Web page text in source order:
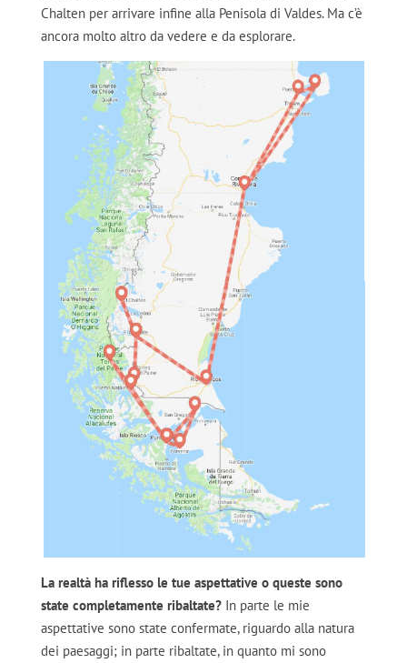
Chalten per arrivare infine alla Penisola di Valdes. Ma c’è
ancora molto altro da vedere e da esplorare.
La realtà ha riflesso le tue aspettative o queste sono
state completamente ribaltate?In parte le mie
aspettative sono state confermate, riguardo alla natura
dei paesaggi; in parte ribaltate, in quanto mi sono